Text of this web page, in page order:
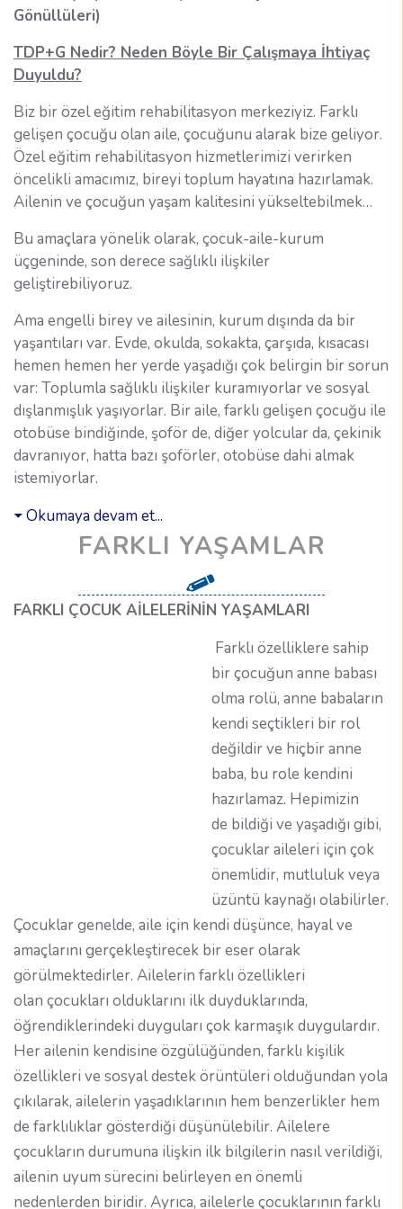
Gönüllüleri)
TDP+G Nedir? Neden Böyle Bir Çalışmaya İhtiyaç
Duyuldu?
Biz bir özel eğitim rehabilitasyon merkeziyiz. Farklı
gelişen çocuğu olan aile, çocuğunu alarak bize geliyor.
Özel eğitim rehabilitasyon hizmetlerimizi verirken
öncelikli amacımız, bireyi toplum hayatına hazırlamak.
Ailenin ve çocuğun yaşam kalitesini yükseltebilmek…
Bu amaçlara yönelik olarak, çocuk-aile-kurum
üçgeninde, son derece sağlıklı ilişkiler
geliştirebiliyoruz.
Ama engelli birey ve ailesinin, kurum dışında da bir
yaşantıları var. Evde, okulda, sokakta, çarşıda, kısacası
hemen hemen her yerde yaşadığı çok belirgin bir sorun
var: Toplumla sağlıklı ilişkiler kuramıyorlar ve sosyal
dışlanmışlık yaşıyorlar. Bir aile, farklı gelişen çocuğu ile
otobüse bindiğinde, şoför de, diğer yolcular da, çekinik
davranıyor, hatta bazı şoförler, otobüse dahi almak
istemiyorlar.
Okumaya devam et...
FARKLI YAŞAMLAR
FARKLI ÇOCUK AİLELERİNİN YAŞAMLARI
Farklı özelliklere sahip
bir çocuğun anne babası
olma rolü, anne babaların
kendi seçtikleri bir rol
değildir ve hiçbir anne
baba, bu role kendini
hazırlamaz. Hepimizin
de bildiği ve yaşadığı gibi,
çocuklar aileleri için çok
önemlidir, mutluluk veya
üzüntü kaynağı olabilirler.
Çocuklar genelde, aile için kendi düşünce, hayal ve
amaçlarını gerçekleştirecek bir eser olarak
görülmektedirler. Ailelerin farklı özellikleri
olan çocukları olduklarını ilk duyduklarında,
öğrendiklerindeki duyguları çok karmaşık duygulardır.
Her ailenin kendisine özgülüğünden, farklı kişilik
özellikleri ve sosyal destek örüntüleri olduğundan yola
çıkılarak, ailelerin yaşadıklarının hem benzerlikler hem
de farklılıklar gösterdiği düşünülebilir. Ailelere
çocukların durumuna ilişkin ilk bilgilerin nasıl verildiği,
ailenin uyum sürecini belirleyen en önemli
nedenlerden biridir. Ayrıca, ailelerle çocuklarının farklı